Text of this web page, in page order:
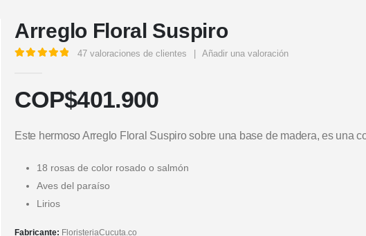
Arreglo Floral Suspiro
47 valoraciones de clientes Añadir una valoración
COP$401.900
Este hermoso Arreglo Floral Suspiro sobre una base de madera, es una
18 rosas de color rosado o salmón
Aves del paraíso
Lirios
Fabricante: FloristeriaCucuta.co